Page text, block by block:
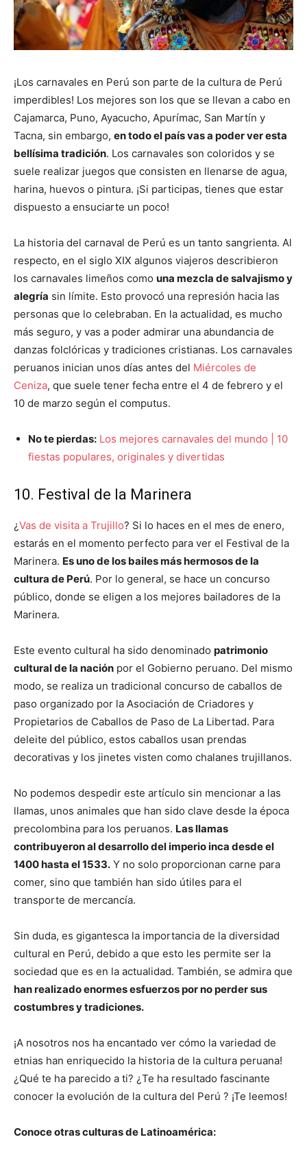
¡Los carnavales en Perú son parte de la cultura de Perú
imperdibles! Los mejores son los que se llevan a cabo en
Cajamarca, Puno, Ayacucho, Apurímac, San Martín y
Tacna, sin embargo, en todo el país vas a poder ver esta
bellísima tradición. Los carnavales son coloridos y se
suele realizar juegos que consisten en llenarse de agua,
harina, huevos o pintura. ¡Si participas, tienes que estar
dispuesto a ensuciarte un poco!
La historia del carnaval de Perú es un tanto sangrienta. Al
respecto, en el siglo XIX algunos viajeros describieron
los carnavales limeños como una mezcla de salvajismo y
alegría sin límite. Esto provocó una represión hacia las
personas que lo celebraban. En la actualidad, es mucho
más seguro, y vas a poder admirar una abundancia de
danzas folclóricas y tradiciones cristianas. Los carnavales
peruanos inician unos días antes del Miércoles de
Ceniza, que suele tener fecha entre el 4 de febrero y el
10 de marzo según el computus.
No te pierdas: Los mejores carnavales del mundo | 10
fiestas populares, originales y divertidas
10. Festival de la Marinera
¿Vas de visita a Trujillo? Si lo haces en el mes de enero,
estarás en el momento perfecto para ver el Festival de la
Marinera. Es uno de los bailes más hermosos de la
cultura de Perú. Por lo general, se hace un concurso
público, donde se eligen a los mejores bailadores de la
Marinera.
Este evento cultural ha sido denominado patrimonio
cultural de la nación por el Gobierno peruano. Del mismo
modo, se realiza un tradicional concurso de caballos de
paso organizado por la Asociación de Criadores y
Propietarios de Caballos de Paso de La Libertad. Para
deleite del público, estos caballos usan prendas
decorativas y los jinetes visten como chalanes trujillanos.
No podemos despedir este artículo sin mencionar a las
llamas, unos animales que han sido clave desde la época
precolombina para los peruanos. Las llamas
contribuyeron al desarrollo del imperio inca desde el
1400 hasta el 1533. Y no solo proporcionan carne para
comer, sino que también han sido útiles para el
transporte de mercancía.
Sin duda, es gigantesca la importancia de la diversidad
cultural en Perú, debido a que esto les permite ser la
sociedad que es en la actualidad. También, se admira que
han realizado enormes esfuerzos por no perder sus
costumbres y tradiciones.
¡A nosotros nos ha encantado ver cómo la variedad de
etnias han enriquecido la historia de la cultura peruana!
¿Qué te ha parecido a ti? ¿Te ha resultado fascinante
conocer la evolución de la cultura del Perú ? ¡Te leemos!
Conoce otras culturas de Latinoamérica: